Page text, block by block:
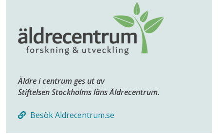
Äldre i centrum ges ut av
Stiftelsen Stockholms läns Äldrecentrum.
Besök Aldrecentrum.se